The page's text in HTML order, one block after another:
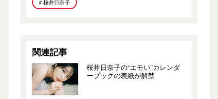
# 桜井日奈子
関連記事
桜井日奈子の“エモい”カレンダ
ーブックの表紙が解禁